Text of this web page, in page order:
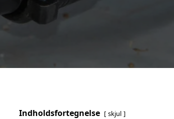
Indholdsfortegnelse skjul